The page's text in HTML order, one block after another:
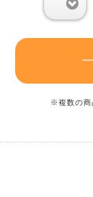
※複数の商